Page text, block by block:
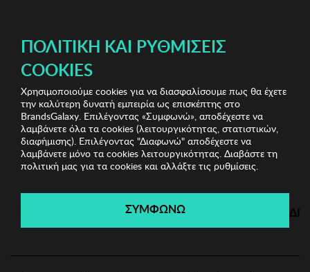
Home Accessories Είδη σπιτιού
Πιατέλα Zsa Zsa
Zsu
Home Accessories
Λήγει σε: 00ημέρες | 00ώρες 00λεπτά 00δευτ.
ΠΟΛΙΤΙΚΉ ΚΑΙ ΡΥΘΜΊΣΕΙΣ
COOKIES
Χρησιμοποιούμε cookies για να διασφαλίσουμε πως θα έχετε
την καλύτερη δυνατή εμπειρία ως επισκέπτης στο
BrandsGalaxy. Επιλέγοντας «Συμφωνώ», αποδέχεστε να
λαμβάνετε όλα τα cookies (λειτουργικότητας, στατιστικών,
διαφήμισης). Επιλέγοντας "Διαφωνώ" αποδέχεστε να
λαμβάνετε μόνο τα cookies λειτουργικότητας. Διαβάστε τη
πολιτική μας για τα cookies και αλλάξτε τις ρυθμίσεις.
ΣΥΜΦΩΝΩ